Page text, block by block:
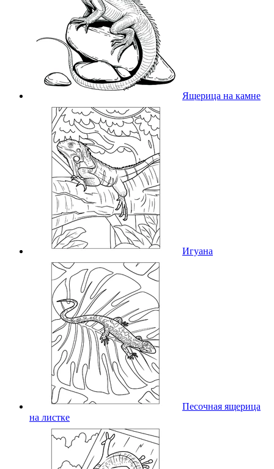
Ящерица на камне
Игуана
Песочная ящерица
на листке